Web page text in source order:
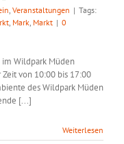
, Veranstaltungen | Tags:
, Mark, Markt | 0
Wildpark Müden
von 10:00 bis 17:00
des Wildpark Müden
[...]
Weiterlesen